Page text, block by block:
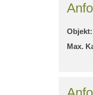
Objekt:
Max.